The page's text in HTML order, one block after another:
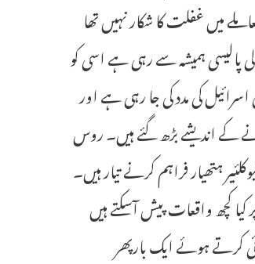
میں غفلت کا شکار نہیں تھا
پالیسی ہمیشہ سے رہی ہے اسی کو
کی مدد کی جا رہی ہے اور
اندیشے بڑھ گئے ہیں۔ روس
ہتھیار فراہم کرنے تیار ہیں۔
کچھ واقعات پیش آسکتے ہیں
کرتے ہوئے ایک بارپھر